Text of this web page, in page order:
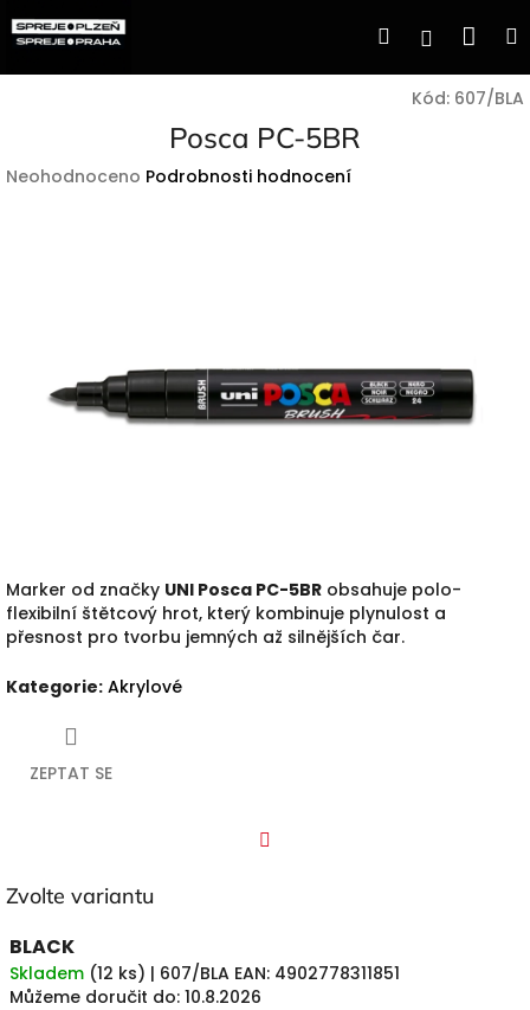
na
Hledat
Kód: 607/BLA
Posca PC-5BR
Průměrné
Neohodnoceno Podrobnosti hodnocení
Marker od značky UNI Posca PC-5BR obsahuje polo-
flexibilní štětcový hrot, který kombinuje plynulost a
přesnost pro tvorbu jemných až silnějších čar.
Kategorie: Akrylové
ZEPTAT SE
Zvolte variantu
BLACK
Skladem (12 ks) | 607/BLA EAN: 4902778311851
Můžeme doručit do: 10.8.2026